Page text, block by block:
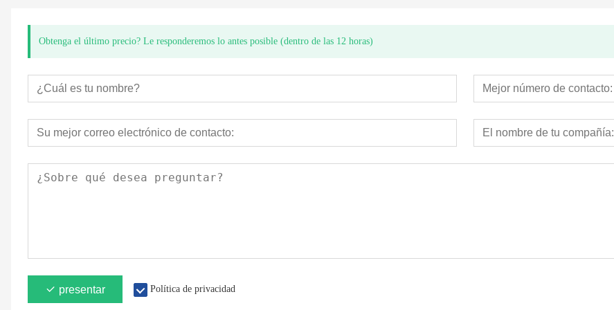
Obtenga el último precio? Le responderemos lo antes posible (dentro de las 12 horas)
presentar Política de privacidad